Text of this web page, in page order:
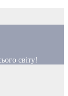
світу!